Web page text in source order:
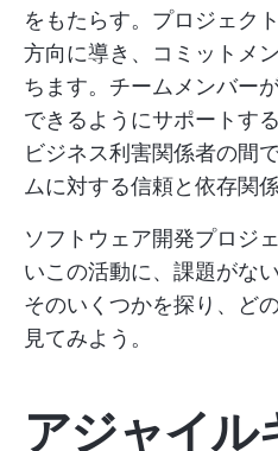
をもたらす。プロジェク
方向に導き、コミットメ
ちます。チームメンバー
できるようにサポートす
ビジネス利害関係者の間
ムに対する信頼と依存関
ソフトウェア開発プロジ
いこの活動に、課題がな
そのいくつかを探り、ど
見てみよう。
アジャイル